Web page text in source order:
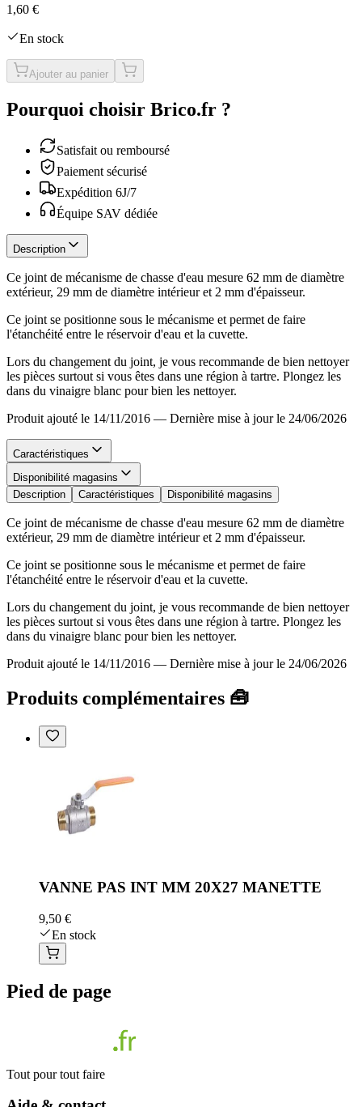
1,60 €
En stock
Ajouter au panier
Pourquoi choisir Brico.fr ?
Satisfait ou remboursé
Paiement sécurisé
Expédition 6J/7
Équipe SAV dédiée
Description
Ce joint de mécanisme de chasse d'eau mesure 62 mm de diamètre
extérieur, 29 mm de diamètre intérieur et 2 mm d'épaisseur.
Ce joint se positionne sous le mécanisme et permet de faire
l'étanchéité entre le réservoir d'eau et la cuvette.
Lors du changement du joint, je vous recommande de bien nettoyer
les pièces surtout si vous êtes dans une région à tartre. Plongez les
dans du vinaigre blanc pour bien les nettoyer.
Produit ajouté le 14/11/2016 — Dernière mise à jour le 24/06/2026
Caractéristiques
Disponibilité magasins
Description
Caractéristiques Disponibilité magasins
Ce joint de mécanisme de chasse d'eau mesure 62 mm de diamètre
extérieur, 29 mm de diamètre intérieur et 2 mm d'épaisseur.
Ce joint se positionne sous le mécanisme et permet de faire
l'étanchéité entre le réservoir d'eau et la cuvette.
Lors du changement du joint, je vous recommande de bien nettoyer
les pièces surtout si vous êtes dans une région à tartre. Plongez les
dans du vinaigre blanc pour bien les nettoyer.
Produit ajouté le 14/11/2016 — Dernière mise à jour le 24/06/2026
Produits complémentaires 🧰
VANNE PAS INT MM 20X27 MANETTE
9,50 €
En stock
Pied de page
Tout pour tout faire